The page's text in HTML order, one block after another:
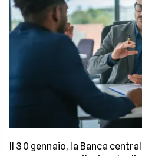
Il 30 gennaio, la Banca